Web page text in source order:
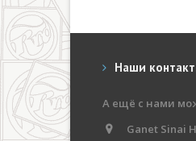
Наши
А ещё с нами
Ganet Sinai